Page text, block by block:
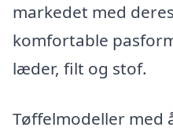
markedet med
komfortable
læder, filt og stof.
Tøffelmodeller